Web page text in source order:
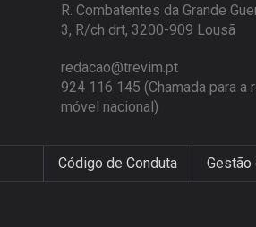
R. Combatentes da Grande
3, R/ch drt, 3200-909 Lousã
redacao@trevim.pt
924 116 145 (Chamada para a
móvel nacional)
Código de Conduta Gestão